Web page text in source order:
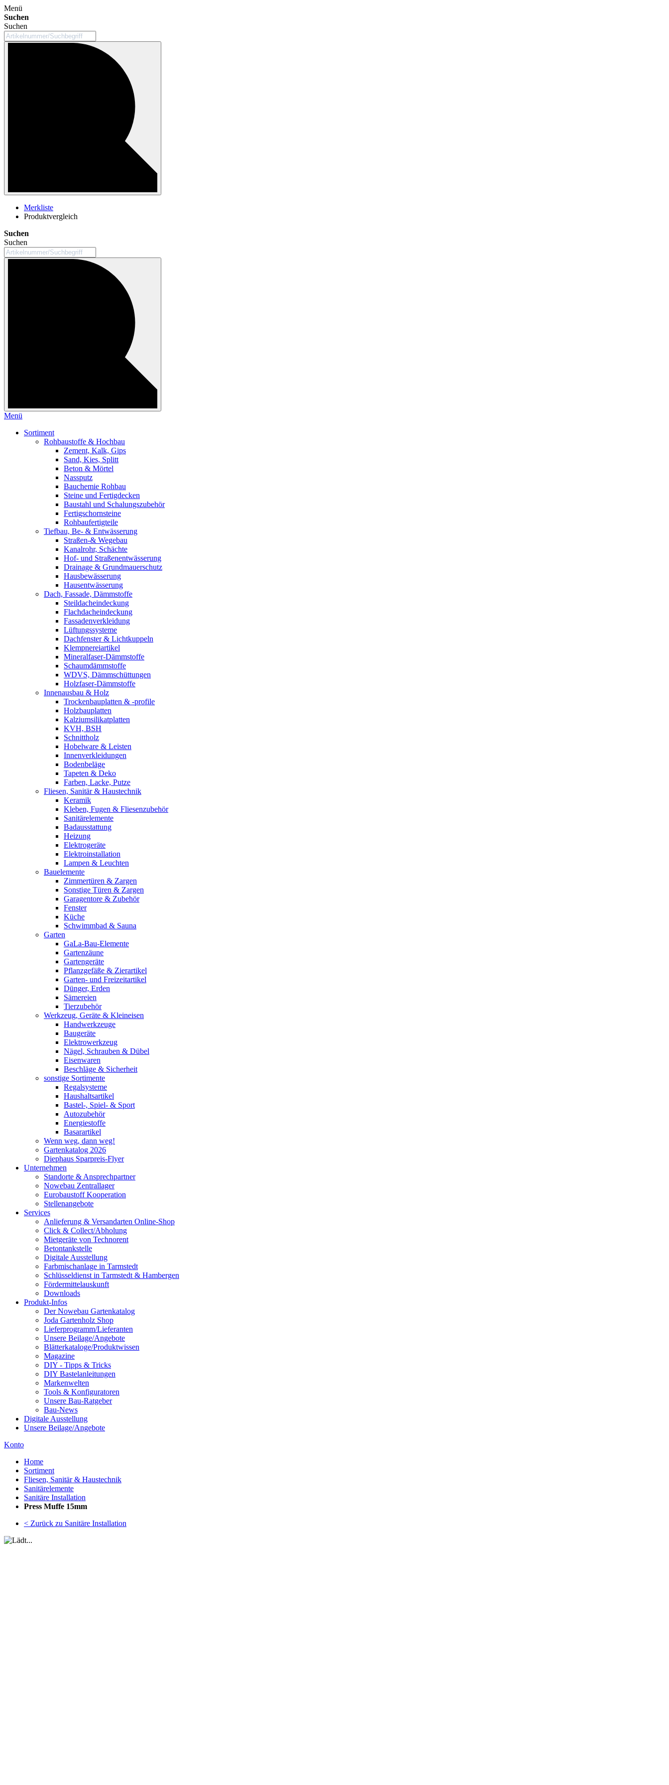
Menü
Suchen
Suchen
Merkliste
Produktvergleich
Suchen
Suchen
Menü
Sortiment
Rohbaustoffe & Hochbau
Zement, Kalk, Gips
Sand, Kies, Splitt
Beton & Mörtel
Nassputz
Bauchemie Rohbau
Steine und Fertigdecken
Baustahl und Schalungszubehör
Fertigschornsteine
Rohbaufertigteile
Tiefbau, Be- & Entwässerung
Straßen-& Wegebau
Kanalrohr, Schächte
Hof- und Straßenentwässerung
Drainage & Grundmauerschutz
Hausbewässerung
Hausentwässerung
Dach, Fassade, Dämmstoffe
Steildacheindeckung
Flachdacheindeckung
Fassadenverkleidung
Lüftungssysteme
Dachfenster & Lichtkuppeln
Klempnereiartikel
Mineralfaser-Dämmstoffe
Schaumdämmstoffe
WDVS, Dämmschüttungen
Holzfaser-Dämmstoffe
Innenausbau & Holz
Trockenbauplatten & -profile
Holzbauplatten
Kalziumsilikatplatten
KVH, BSH
Schnittholz
Hobelware & Leisten
Innenverkleidungen
Bodenbeläge
Tapeten & Deko
Farben, Lacke, Putze
Fliesen, Sanitär & Haustechnik
Keramik
Kleben, Fugen & Fliesenzubehör
Sanitärelemente
Badausstattung
Heizung
Elektrogeräte
Elektroinstallation
Lampen & Leuchten
Bauelemente
Zimmertüren & Zargen
Sonstige Türen & Zargen
Garagentore & Zubehör
Fenster
Küche
Schwimmbad & Sauna
Garten
GaLa-Bau-Elemente
Gartenzäune
Gartengeräte
Pflanzgefäße & Zierartikel
Garten- und Freizeitartikel
Dünger, Erden
Sämereien
Tierzubehör
Werkzeug, Geräte & Kleineisen
Handwerkzeuge
Baugeräte
Elektrowerkzeug
Nägel, Schrauben & Dübel
Eisenwaren
Beschläge & Sicherheit
sonstige Sortimente
Regalsysteme
Haushaltsartikel
Bastel-, Spiel- & Sport
Autozubehör
Energiestoffe
Basarartikel
Wenn weg, dann weg!
Gartenkatalog 2026
Diephaus Sparpreis-Flyer
Unternehmen
Standorte & Ansprechpartner
Nowebau Zentrallager
Eurobaustoff Kooperation
Stellenangebote
Services
Anlieferung & Versandarten Online-Shop
Click & Collect/Abholung
Mietgeräte von Technorent
Betontankstelle
Digitale Ausstellung
Farbmischanlage in Tarmstedt
Schlüsseldienst in Tarmstedt & Hambergen
Fördermittelauskunft
Downloads
Produkt-Infos
Der Nowebau Gartenkatalog
Joda Gartenholz Shop
Lieferprogramm/Lieferanten
Unsere Beilage/Angebote
Blätterkataloge/Produktwissen
Magazine
DIY - Tipps & Tricks
DIY Bastelanleitungen
Markenwelten
Tools & Konfiguratoren
Unsere Bau-Ratgeber
Bau-News
Digitale Ausstellung
Unsere Beilage/Angebote
Konto
Home
Sortiment
Fliesen, Sanitär & Haustechnik
Sanitärelemente
Sanitäre Installation
Press Muffe 15mm
< Zurück zu Sanitäre Installation